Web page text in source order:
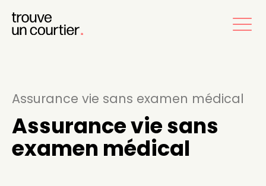
Assurance vie sans examen médical
Assurance vie sans
examen médical